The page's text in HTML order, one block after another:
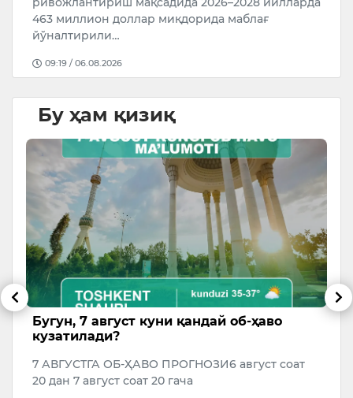
Бу ҳам қизиқ
5 август кунги об-ҳаво маълумоти
вақти билан ўзгарувчан бўлади, ёғингарчилик
кутилмайди. Шамол шарқдан 3-8 м/с тезл…